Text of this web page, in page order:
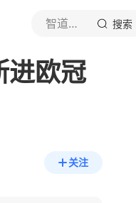
智道足球 搜索
进欧冠
关注